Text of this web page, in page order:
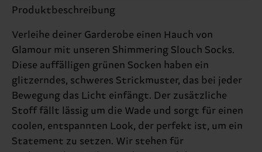
Produktbeschreibung
Verleihe deiner Garderobe einen Hauch von
Glamour mit unseren Shimmering Slouch Socks.
Diese auffälligen grünen Socken haben ein
glitzerndes, schweres Strickmuster, das bei jeder
Bewegung das Licht einfängt. Der zusätzliche
Stoff fällt lässig um die Wade und sorgt für einen
coolen, entspannten Look, der perfekt ist, um ein
Statement zu setzen. Wir stehen für